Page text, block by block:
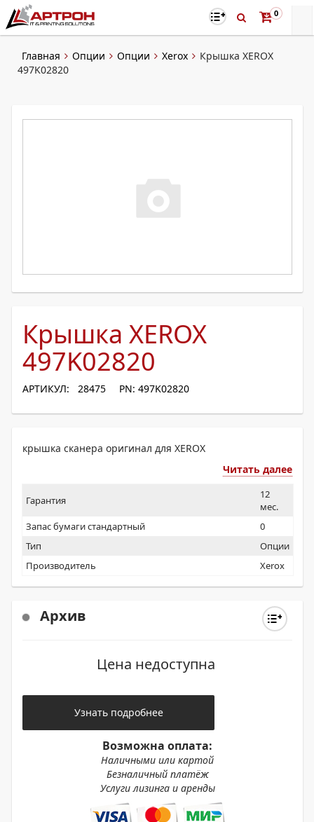
0
Главная Опции Опции Xerox
Крышка XEROX
497K02820
Крышка XEROX
497K02820
АРТИКУЛ: 28475 PN: 497K02820
крышка сканера оригинал для XEROX
Читать далее
Гарантия
12
мес.
Запас бумаги стандартный
0
Тип
Опции
Производитель
Xerox
Архив
Цена недоступна
Узнать подробнее
Возможна оплата:
Наличными или картой
Безналичный платёж
Услуги лизинга и аренды